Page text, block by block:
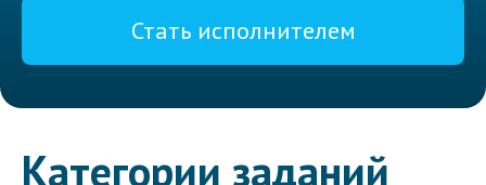
Стать исполнителем
Категории заданий